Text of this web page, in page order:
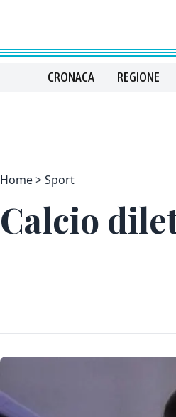
CRONACA REGIONE
Home Sport
Calcio